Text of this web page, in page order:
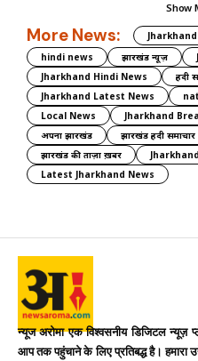
Show
More News:
hindi news
झारखंड न्यूज़
Jharkhand Hindi News
हिंदी
Jharkhand Latest News
Local News
Jharkhand
अपना झारखंड
झारखंड हिंदी समाचार
झारखंड की ताज़ा ख़बर
Latest Jharkhand News
न्यूज अरोमा एक विश्वसनीय डिजिटल न्यूज़
आप तक पहुंचाने के लिए प्रतिबद्ध है। हमारा